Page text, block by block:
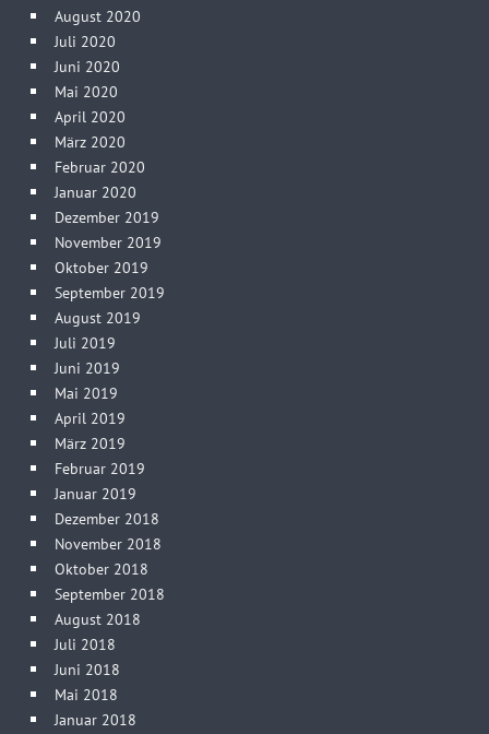
August 2020
Juli 2020
Juni 2020
Mai 2020
April 2020
März 2020
Februar 2020
Januar 2020
Dezember 2019
November 2019
Oktober 2019
September 2019
August 2019
Juli 2019
Juni 2019
Mai 2019
April 2019
März 2019
Februar 2019
Januar 2019
Dezember 2018
November 2018
Oktober 2018
September 2018
August 2018
Juli 2018
Juni 2018
Mai 2018
Januar 2018